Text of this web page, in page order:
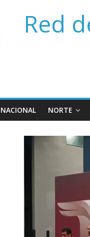
Red
NACIONAL NORTE